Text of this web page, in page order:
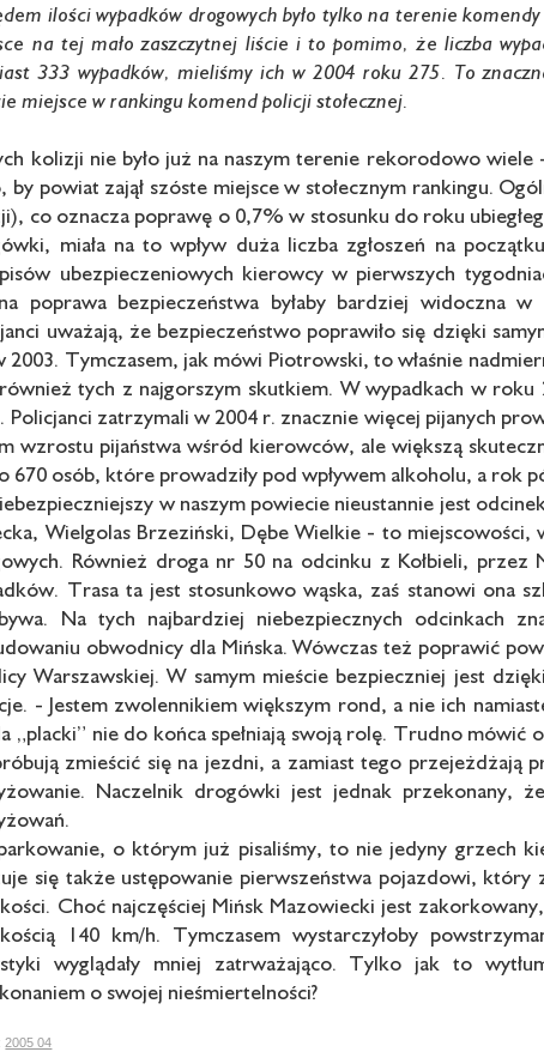
ilości wypadków drogowych było tylko na terenie
na tej mało zaszczytnej liście i to pomimo, że liczba
333 wypadków, mieliśmy ich w 2004 roku 275. To
miejsce w rankingu komend policji stołecznej.
kolizji nie było już na naszym terenie rekorodowo wiele
by powiat zajął szóste miejsce w stołecznym rankingu.
co oznacza poprawę o 0,7% w stosunku do roku
miała na to wpływ duża liczba zgłoszeń na
ubezpieczeniowych kierowcy w pierwszych
poprawa bezpieczeństwa byłaby bardziej widoczna
uważają, że bezpieczeństwo poprawiło się dzięki
2003. Tymczasem, jak mówi Piotrowski, to właśnie
tych z najgorszym skutkiem. W wypadkach w roku
Policjanci zatrzymali w 2004 r. znacznie więcej pijanych
wzrostu pijaństwa wśród kierowców, ale większą
670 osób, które prowadziły pod wpływem alkoholu, a rok
w naszym powiecie nieustannie jest
Wielgolas Brzeziński, Dębe Wielkie - to
Również droga nr 50 na odcinku z Kołbieli, przez
Trasa ta jest stosunkowo wąska, zaś stanowi ona
Na tych najbardziej niebezpiecznych odcinkach
obwodnicy dla Mińska. Wówczas też poprawić
Warszawskiej. W samym mieście bezpieczniej jest
- Jestem zwolennikiem większym rond, a nie ich
„placki” nie do końca spełniają swoją rolę. Trudno
zmieścić się na jezdni, a zamiast tego przejeżdżają
Naczelnik drogówki jest jednak przekonany,
o którym już pisaliśmy, to nie jedyny grzech
się także ustępowanie pierwszeństwa pojazdowi,
Choć najczęściej Mińsk Mazowiecki jest
140 km/h. Tymczasem wystarczyłoby
wyglądały mniej zatrważająco. Tylko jak to
o swojej nieśmiertelności?
2005 04